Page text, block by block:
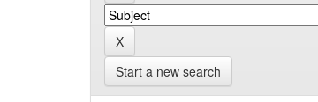
Start a new search